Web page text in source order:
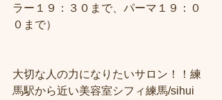
ラー１９：３０まで、パーマ１９：０
０まで）
大切な人の力になりたいサロン！！練
馬駅から近い美容室シフィ練馬/sihui